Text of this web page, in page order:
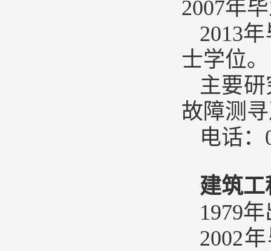
2007年
2013
士学位。
主要
故障测
电话
建筑
1979
2002